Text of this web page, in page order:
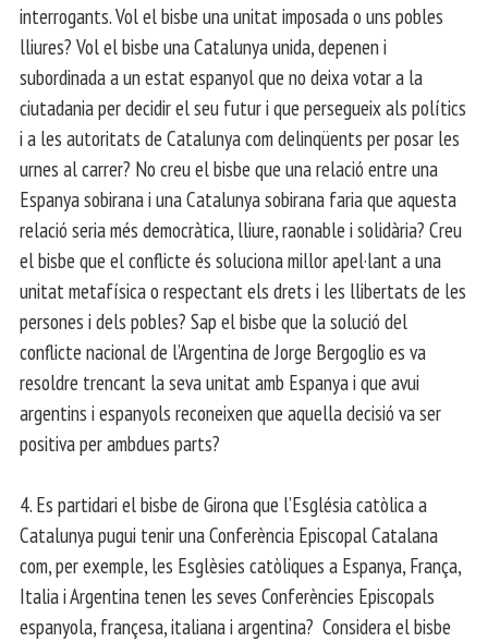
interrogants. Vol el bisbe una unitat imposada o uns pobles
lliures? Vol el bisbe una Catalunya unida, depenen i
subordinada a un estat espanyol que no deixa votar a la
ciutadania per decidir el seu futur i que persegueix als polítics
i a les autoritats de Catalunya com delinqüents per posar les
urnes al carrer? No creu el bisbe que una relació entre una
Espanya sobirana i una Catalunya sobirana faria que aquesta
relació seria més democràtica, lliure, raonable i solidària? Creu
el bisbe que el conflicte és soluciona millor apel·lant a una
unitat metafísica o respectant els drets i les llibertats de les
persones i dels pobles? Sap el bisbe que la solució del
conflicte nacional de l’Argentina de Jorge Bergoglio es va
resoldre trencant la seva unitat amb Espanya i que avui
argentins i espanyols reconeixen que aquella decisió va ser
positiva per ambdues parts?
4. Es partidari el bisbe de Girona que l’Església catòlica a
Catalunya pugui tenir una Conferència Episcopal Catalana
com, per exemple, les Esglèsies catòliques a Espanya, França,
Italia i Argentina tenen les seves Conferències Episcopals
espanyola, françesa, italiana i argentina? Considera el bisbe